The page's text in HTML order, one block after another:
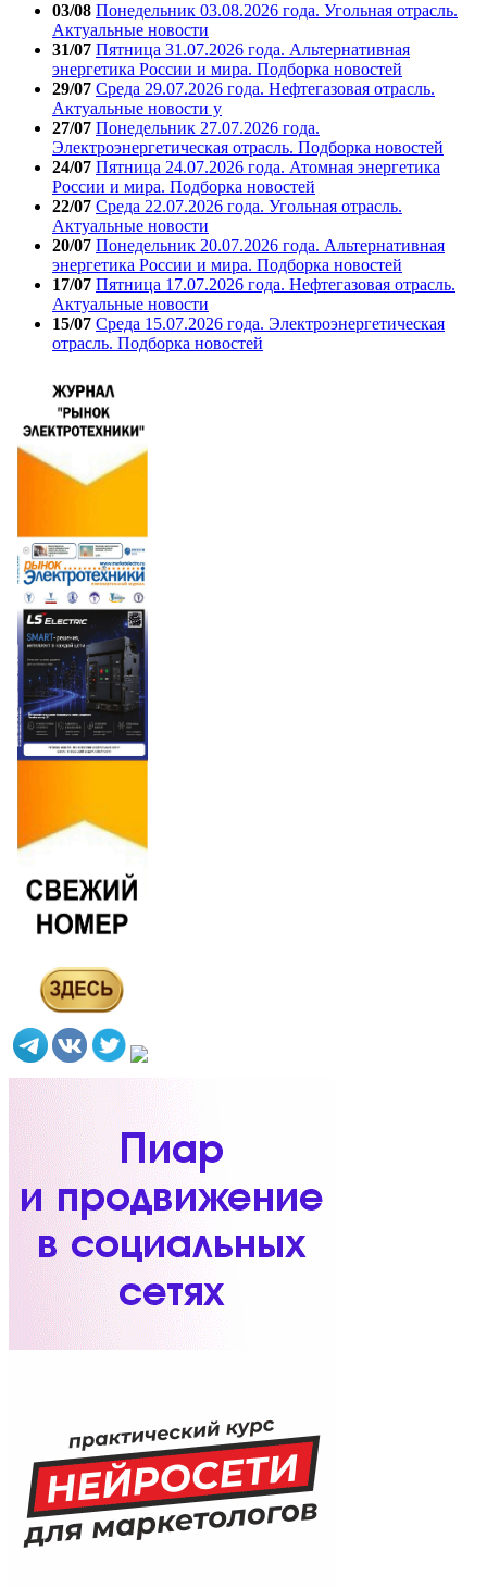
03/08 Понедельник 03.08.2026 года. Угольная отрасль.
Актуальные новости
31/07 Пятница 31.07.2026 года. Альтернативная
энергетика России и мира. Подборка новостей
29/07 Среда 29.07.2026 года. Нефтегазовая отрасль.
Актуальные новости у
27/07 Понедельник 27.07.2026 года.
Электроэнергетическая отрасль. Подборка новостей
24/07 Пятница 24.07.2026 года. Атомная энергетика
России и мира. Подборка новостей
22/07 Среда 22.07.2026 года. Угольная отрасль.
Актуальные новости
20/07 Понедельник 20.07.2026 года. Альтернативная
энергетика России и мира. Подборка новостей
17/07 Пятница 17.07.2026 года. Нефтегазовая отрасль.
Актуальные новости
15/07 Среда 15.07.2026 года. Электроэнергетическая
отрасль. Подборка новостей